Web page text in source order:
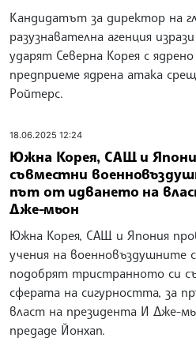
Кандидатът за директор на
разузнавателна агенция
ударят Северна Корея с
предприеме ядрена атака
Ройтерс.
18.06.2025 12:24
Южна Корея, САЩ и
съвместни
път от идването на
Дже-мьон
Южна Корея, САЩ и Япония
учения на военновъздушните
подобрят тристранното си
сферата на сигурността, за
власт на президента И Дже-
предаде Йонхап.